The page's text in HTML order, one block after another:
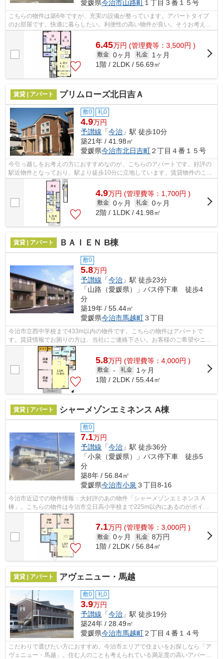
愛媛県今治市山路町１丁目３番１５号
こちらの物件は築6年ですが、充実の設備が整っています。アパートタイプ
のお部屋です。快適に暮らしたい。利便性の高い物件が良い。そうお考えの
方に、当社オススメの物件をご紹介しま...
6.45万円 (管理費等：3,500円 )
敷金 0ヶ月 礼金
1ヶ月
1階 / 2LDK / 56.69㎡
賃貸 | アパート プリムローズ北日吉Ａ
敷0 礼0
4.9万円
予讃線 「今治 」駅 徒歩10分
築21年 / 41.98㎡
愛媛県今治市北日吉町２丁目４番１５号
今引っ越しをお考えの方におすすめなのが、こちらのアパートです。好評の
駅近物件となっており、駅より徒歩10分に立地しています。賃貸物件のこと
でお困りの方はいませんか？そんな方...
4.9万円 (管理費等：1,700円 )
敷金 0ヶ月 礼金 0ヶ月
2階 / 1LDK / 41.98㎡
賃貸 | アパート ＢＡＩＥＮ B棟
敷0
5.8万円
予讃線 「今治 」駅 徒歩23分
「山路（愛媛県）」バス停下車 徒歩4
分
築19年 / 55.44㎡
愛媛県今治市馬越町３丁目
今治市立西中学校まで433m以内の物件です。こちらの物件はアパートで
す。賃貸情報でお困りの方は、当社にご連絡下さい。お客様のご希望やニー
ズに合わせた物件のご紹介をいたします。...
5.8万円 (管理費等：4,000円 )
敷金 - 礼金
1ヶ月
1階 / 2LDK / 55.44㎡
賃貸 | アパート シャーメゾンエミネンス A棟
敷0
7.1万円
予讃線 「今治 」駅 徒歩36分
「小泉（愛媛県）」バス停下車 徒歩5
分
築8年 / 56.84㎡
愛媛県今治市小泉 ３丁目8-16
今治市近辺での物件情報：大好評のあの物件「シャーメゾンエミネンス A
棟」。こちらの物件は今治市立日高小学校まで225m以内にあるのがポイン
トです。築8年の物件。こちらの物件はアパ...
7.1万円 (管理費等：3,000円 )
敷金 0ヶ月 礼金 8万円
1階 / 2LDK / 56.84㎡
賃貸 | アパート アヴェニュー・馬越
敷0 礼0
3.9万円
予讃線 「今治 」駅 徒歩19分
築24年 / 28.49㎡
愛媛県今治市馬越町２丁目４番１４号
こだわりで選びたい方におすすめ。今治市エリアで住まいをお探しなら「ア
ヴェニュー・馬越」。住む人のことも考えられている満足度の高いアパート